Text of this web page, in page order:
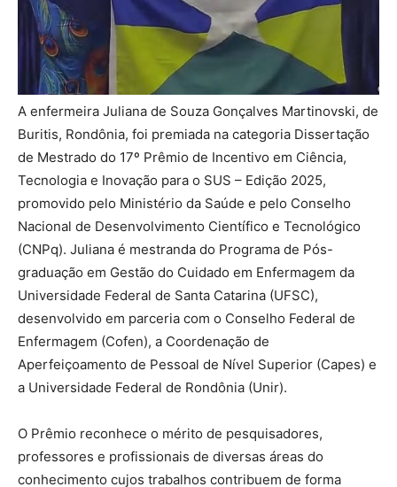
A enfermeira Juliana de Souza Gonçalves Martinovski, de
Buritis, Rondônia, foi premiada na categoria Dissertação
de Mestrado do 17º Prêmio de Incentivo em Ciência,
Tecnologia e Inovação para o SUS – Edição 2025,
promovido pelo Ministério da Saúde e pelo Conselho
Nacional de Desenvolvimento Científico e Tecnológico
(CNPq). Juliana é mestranda do Programa de Pós-
graduação em Gestão do Cuidado em Enfermagem da
Universidade Federal de Santa Catarina (UFSC),
desenvolvido em parceria com o Conselho Federal de
Enfermagem (Cofen), a Coordenação de
Aperfeiçoamento de Pessoal de Nível Superior (Capes) e
a Universidade Federal de Rondônia (Unir).
O Prêmio reconhece o mérito de pesquisadores,
professores e profissionais de diversas áreas do
conhecimento cujos trabalhos contribuem de forma